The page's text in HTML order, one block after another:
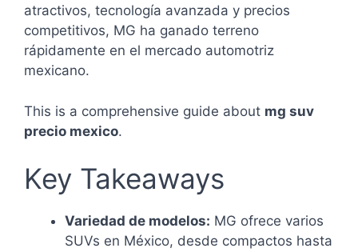
atractivos, tecnología avanzada y precios
competitivos, MG ha ganado terreno
rápidamente en el mercado automotriz
mexicano.
This is a comprehensive guide about mg suv
precio mexico.
Key Takeaways
Variedad de modelos: MG ofrece varios
SUVs en México, desde compactos hasta